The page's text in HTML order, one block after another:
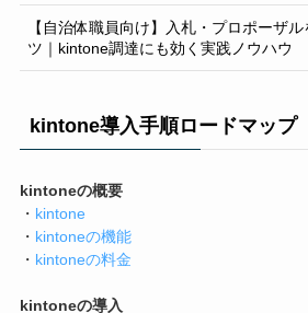
【自治体職員向け】入札・プロポーザ
ツ｜kintone調達にも効く実践ノウハウ
kintone導入手順ロードマップ
kintoneの概要
・ kintone
・ kintoneの機能
・ kintoneの料金
kintoneの導入